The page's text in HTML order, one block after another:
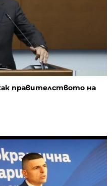
правителството на